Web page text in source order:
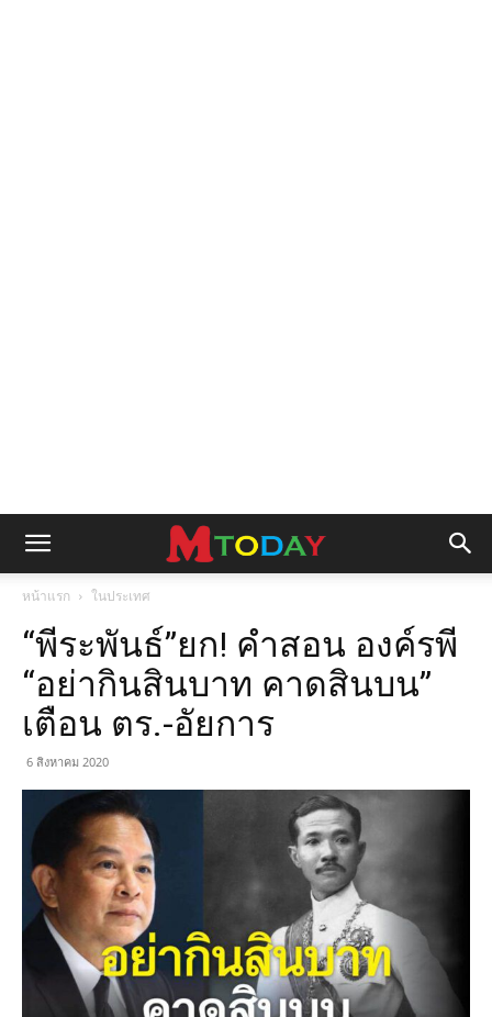
หน้าแรก ในประเทศ
“พีระพันธ์”ยก! คำสอน องค์รพี
“อย่ากินสินบาท คาดสินบน”
เตือน ตร.-อัยการ
6 สิงหาคม 2020